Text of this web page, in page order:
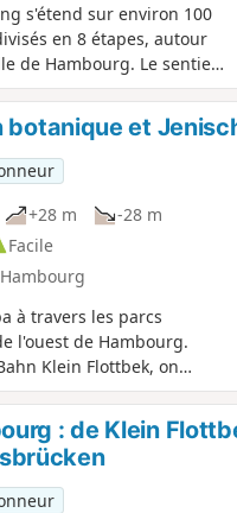
s'étend sur environ 100
en 8 étapes, autour
de Hambourg. Le sentier
est bien balisé, avec des
sur fond vert. On suit
en faisant quelques
écarts.
botanique et
+28 m
-28 m
Facile
à travers les parcs
l'ouest de Hambourg.
Klein Flottbek, on
par le Derbypark jusqu'à
revient par le Jenischpark
le magnifique jardin
l'autre côté. Un must pour
plantes.
: de Klein